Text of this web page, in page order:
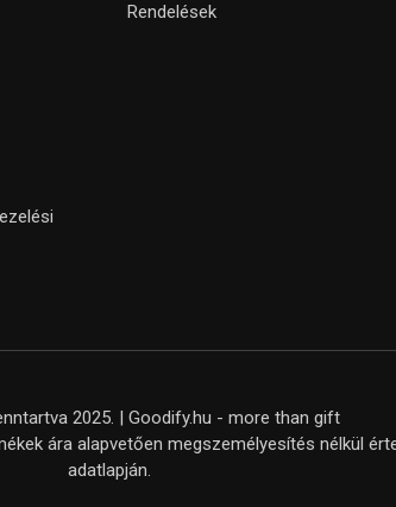
Rendelések
2025. | Goodify.hu - more than gift
ára alapvetően megszemélyesítés nélkül
adatlapján.